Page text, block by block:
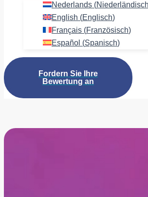
Nederlands (Niederländisch
English (Englisch)
Français (Französisch)
Español (Spanisch)
Fordern Sie Ihre
Bewertung an